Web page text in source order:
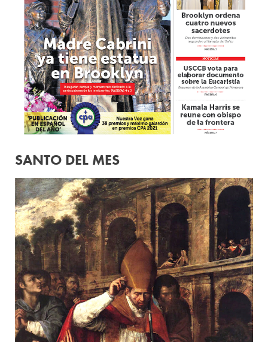
SANTO DEL MES